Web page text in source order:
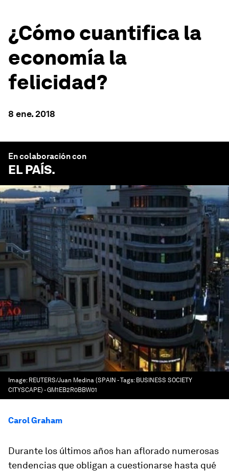
¿Cómo cuantifica la
economía la
felicidad?
8 ene. 2018
En colaboración con
EL PAÍS.
Image: REUTERS/Juan Medina (SPAIN - Tags: BUSINESS SOCIETY
CITYSCAPE) - GM1EB2R0BBW01
Carol Graham
Durante los últimos años han aflorado numerosas
tendencias que obligan a cuestionarse hasta qué